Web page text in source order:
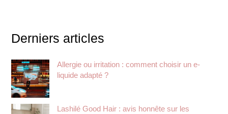
Derniers articles
Allergie ou irritation : comment choisir un e-
liquide adapté ?
Lashilé Good Hair : avis honnête sur les